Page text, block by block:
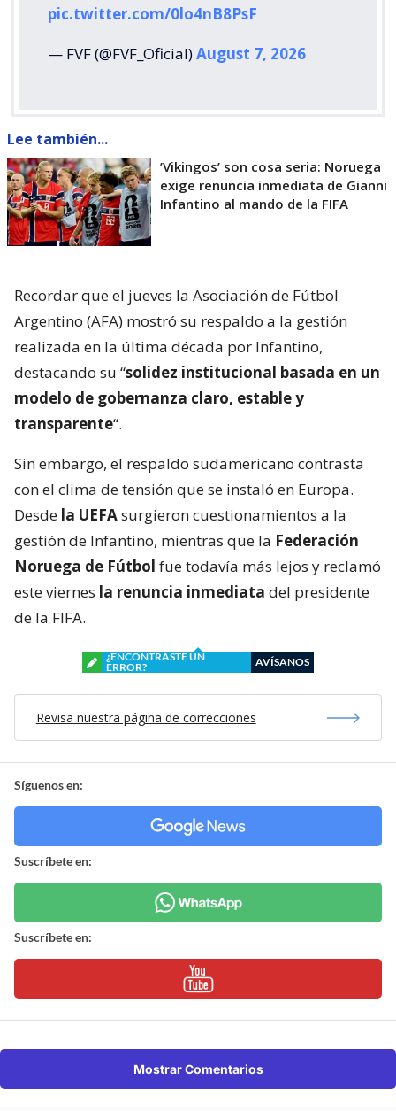
pic.twitter.com/0lo4nB8PsF
— FVF (@FVF_Oficial)August 7, 2026
Lee también...
’Vikingos’ son cosa seria: Noruega
exige renuncia inmediata de Gianni
Infantino al mando de la FIFA
Recordar que el jueves la Asociación de Fútbol
Argentino (AFA) mostró su respaldo a la gestión
realizada en la última década por Infantino,
destacando su “solidez institucional basada en un
modelo de gobernanza claro, estable y
transparente“.
Sin embargo, el respaldo sudamericano contrasta
con el clima de tensión que se instaló en Europa.
Desde la UEFAsurgieron cuestionamientos a la
gestión de Infantino, mientras que la Federación
Noruega de Fútbol fue todavía más lejos y reclamó
este viernes la renuncia inmediata del presidente
de la FIFA.
¿ENCONTRASTE UN
ERROR?
AVÍSANOS
Revisa nuestra página de correcciones
Síguenos en:
Suscríbete en:
Suscríbete en:
Mostrar Comentarios